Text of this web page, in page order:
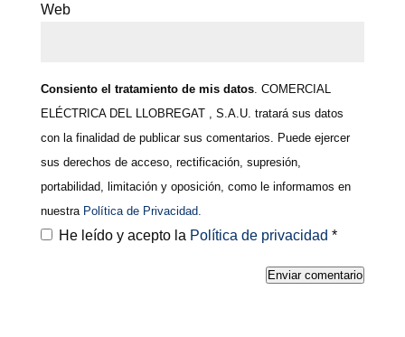
Web
Consiento el tratamiento de mis datos. COMERCIAL
ELÉCTRICA DEL LLOBREGAT , S.A.U. tratará sus datos
con la finalidad de publicar sus comentarios. Puede ejercer
sus derechos de acceso, rectificación, supresión,
portabilidad, limitación y oposición, como le informamos en
nuestraPolítica de Privacidad.
He leído y acepto la Política de privacidad *
Enviar comentario